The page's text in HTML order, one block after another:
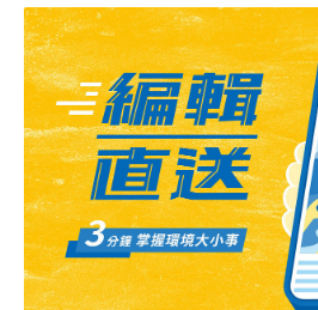
被嗆聲「無法可管」，警方抄錄
去。警方表示，涉嫌搗毀鳥巢的
污損他的汽車，一氣之下才破壞
產業發展局動物保護處開罰。市
初步認定家燕是一般類野生動物
野生動物保育法第17條，將依警
處，今天將實地勘查。